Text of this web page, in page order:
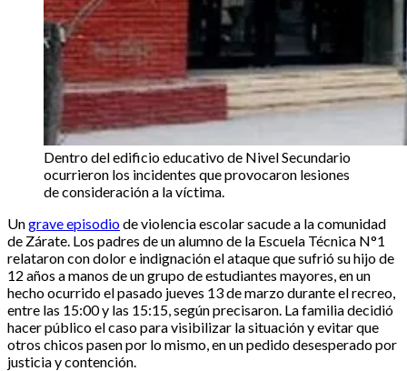
Dentro del edificio educativo de Nivel Secundario
ocurrieron los incidentes que provocaron lesiones
de consideración a la víctima.
Ungrave episodiode violencia escolar sacude a la comunidad
de Zárate. Los padres de un alumno de la Escuela Técnica N°1
relataron con dolor e indignación el ataque que sufrió su hijo de
12 años a manos de un grupo de estudiantes mayores, en un
hecho ocurrido el pasado jueves 13 de marzo durante el recreo,
entre las 15:00 y las 15:15, según precisaron. La familia decidió
hacer público el caso para visibilizar la situación y evitar que
otros chicos pasen por lo mismo, en un pedido desesperado por
justicia y contención.